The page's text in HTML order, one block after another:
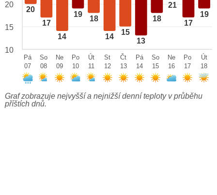
20
17
14
19
18
14
15
13
18
21
17
19
20
15
10
Pá
07
So
08
Ne
09
Po
10
Út
11
St
12
Čt
13
Pá
14
So
15
Ne
16
Po
17
Út
18
Graf zobrazuje nejvyšší a nejnižší denní teploty v průběhu
příštích dnů.